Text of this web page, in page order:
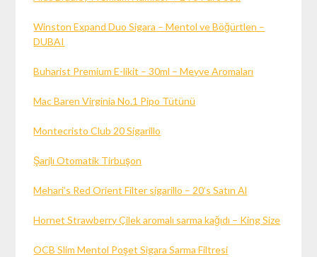
Winston Expand Duo Sigara – Mentol ve Böğürtlen –
DUBAI
Buharist Premium E-likit – 30ml – Meyve Aromaları
Mac Baren Virginia No.1 Pipo Tütünü
Montecristo Club 20 Sigarillo
Şarjlı Otomatik Tirbuşon
Mehari’s Red Orient Filter sigarillo – 20’s Satın Al
Hornet Strawberry Çilek aromalı sarma kağıdı – King Size
OCB Slim Mentol Poşet Sigara Sarma Filtresi